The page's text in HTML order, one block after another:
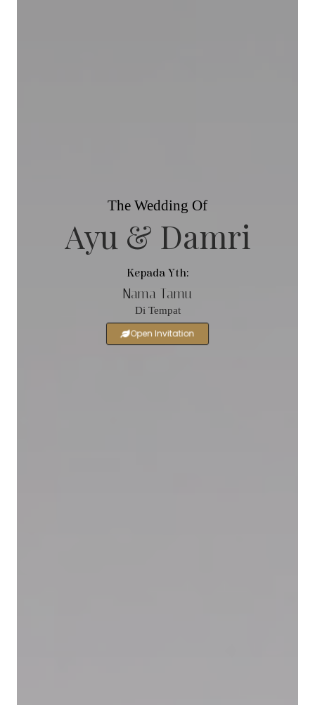
The Wedding Of
Ayu & Damri
Kepada Yth:
Nama Tamu
Di Tempat
Open Invitation